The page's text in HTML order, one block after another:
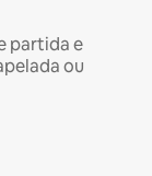
partida e
ou